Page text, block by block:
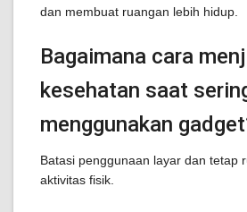
dan membuat ruangan lebih hidup.
Bagaimana cara
kesehatan saat
menggunakan
Batasi penggunaan layar dan tetap
aktivitas fisik.